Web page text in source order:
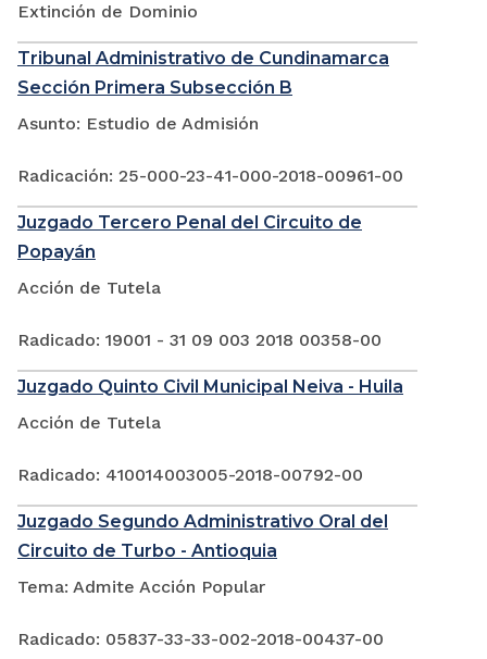
Extinción de Dominio
Tribunal Administrativo de Cundinamarca
Sección Primera Subsección B
Asunto: Estudio de Admisión
Radicación: 25-000-23-41-000-2018-00961-00
Juzgado Tercero Penal del Circuito de
Popayán
Acción de Tutela
Radicado: 19001 - 31 09 003 2018 00358-00
Juzgado Quinto Civil Municipal Neiva - Huila
Acción de Tutela
Radicado: 410014003005-2018-00792-00
Juzgado Segundo Administrativo Oral del
Circuito de Turbo - Antioquia
Tema: Admite Acción Popular
Radicado: 05837-33-33-002-2018-00437-00